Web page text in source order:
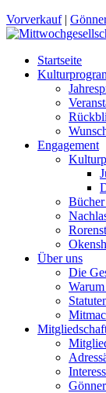
Vorverkauf|
Startseite
Engagement
Über uns
Die